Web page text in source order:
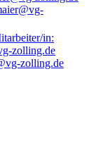
zolling.de